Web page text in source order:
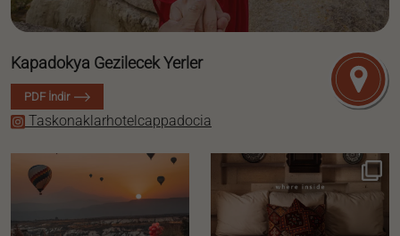
Kapadokya Gezilecek Yerler
PDF İndir
Taskonaklarhotelcappadocia
taskonaklarhotelcappadocia
As daylight fades, everything slows
Ağu 6
taskonaklarhotelcappadocia
Some places are remembered for
how they look....
Ağu 1